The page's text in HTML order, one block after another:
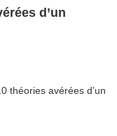
d’un